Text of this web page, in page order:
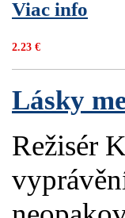
Viac info
2.23 €
Lásky
Režisér